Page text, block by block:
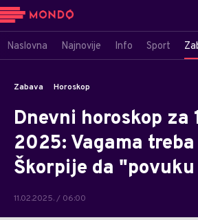
Naslovna Najnovije Info Sport
Zabava Horoskop
Dnevni horoskop za
2025: Vagama
Škorpije da
11.02.2025. / 06:00